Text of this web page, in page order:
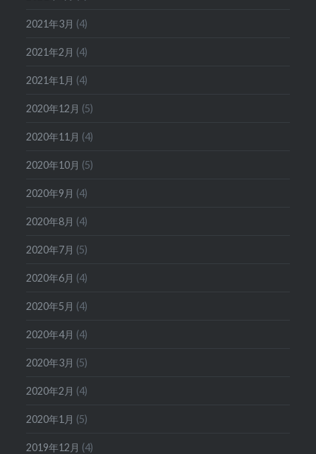
2021年3月 (4)
2021年2月 (4)
2021年1月 (4)
2020年12月 (5)
2020年11月 (4)
2020年10月 (5)
2020年9月 (4)
2020年8月 (4)
2020年7月 (5)
2020年6月 (4)
2020年5月 (4)
2020年4月 (4)
2020年3月 (5)
2020年2月 (4)
2020年1月 (5)
2019年12月 (4)